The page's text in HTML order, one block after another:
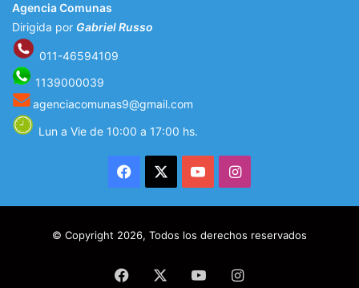
Agencia Comunas
Dirigida por Gabriel Russo
011-46594109
1139000039
agenciacomunas9@gmail.com
Lun a Vie de 10:00 a 17:00 hs.
Facebook YouTubeInstagram
© Copyright 2026, Todos los derechos reservados
Facebook YouTubeInstagram